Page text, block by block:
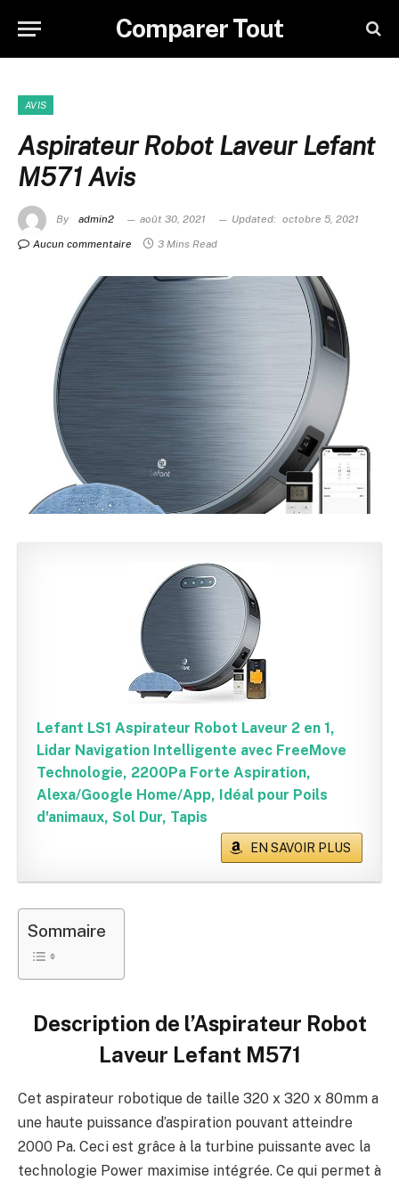
Comparer Tout
AVIS
Aspirateur Robot Laveur Lefant
M571 Avis
By admin2 août 30, 2021 Updated: octobre 5, 2021
Aucun commentaire
3 Mins Read
Lefant LS1 Aspirateur Robot Laveur 2 en 1,
Lidar Navigation Intelligente avec FreeMove
Technologie, 2200Pa Forte Aspiration,
Alexa/Google Home/App, Idéal pour Poils
d'animaux, Sol Dur, Tapis
EN SAVOIR PLUS
Sommaire
Description de l’Aspirateur Robot
Laveur Lefant M571
Cet aspirateur robotique de taille 320 x 320 x 80mm a
une haute puissance d’aspiration pouvant atteindre
2000 Pa. Ceci est grâce à la turbine puissante avec la
technologie Power maximise intégrée. Ce qui permet à